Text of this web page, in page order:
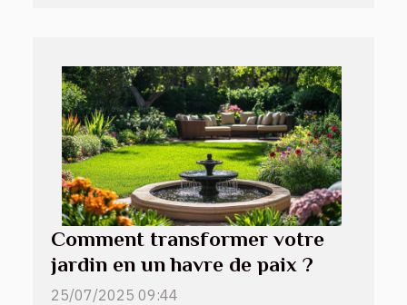
Comment transformer votre
jardin en un havre de paix ?
25/07/2025 09:44